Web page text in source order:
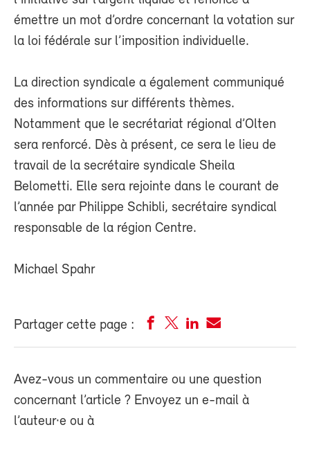
émettre un mot d’ordre concernant la votation sur
la loi fédérale sur l’imposition individuelle.
La direction syndicale a également communiqué
des informations sur différents thèmes.
Notamment que le secrétariat régional d’Olten
sera renforcé. Dès à présent, ce sera le lieu de
travail de la secrétaire syndicale Sheila
Belometti. Elle sera rejointe dans le courant de
l’année par Philippe Schibli, secrétaire syndical
responsable de la région Centre.
Michael Spahr
Partager cette page :
Avez-vous un commentaire ou une question
concernant l’article ? Envoyez un e-mail à
l’auteur·e ou à